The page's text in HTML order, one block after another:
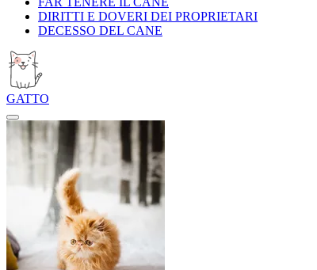
DIRITTI E DOVERI DEI PROPRIETARI
DECESSO DEL CANE
GATTO